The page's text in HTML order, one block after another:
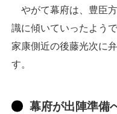
やがて幕府は、豊臣
識に傾いていったよう
家康側近の後藤光次に
す。
幕府が出陣準備